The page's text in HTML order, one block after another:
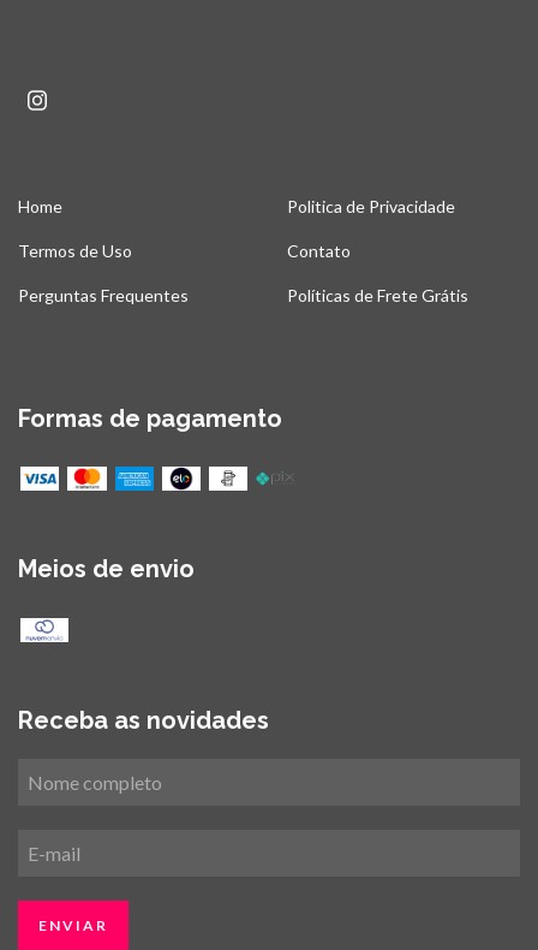
Home Politica de Privacidade
Termos de Uso Contato
Perguntas Frequentes Políticas de Frete Grátis
Formas de pagamento
Meios de envio
Receba as novidades